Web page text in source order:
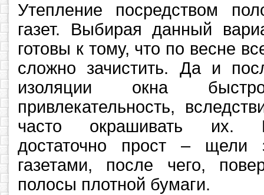
Утепление посредством
газет. Выбирая данный
готовы к тому, что по весне
сложно зачистить. Да и
изоляции окна
привлекательность,
часто окрашивать их.
достаточно прост – щели
газетами, после чего,
полосы плотной бумаги.